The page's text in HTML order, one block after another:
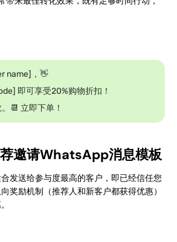
name]，👋
即可享受20%购物折扣！
📆 立即下单！
邀请WhatsApp消息模板
发送给参与度最高的客户，即已经信任您
奖励机制（推荐人和新客户都获得优惠）